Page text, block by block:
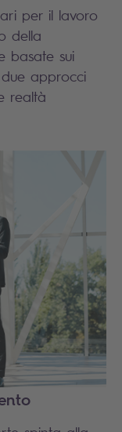
per il lavoro
della
basate sui
approcci
realtà